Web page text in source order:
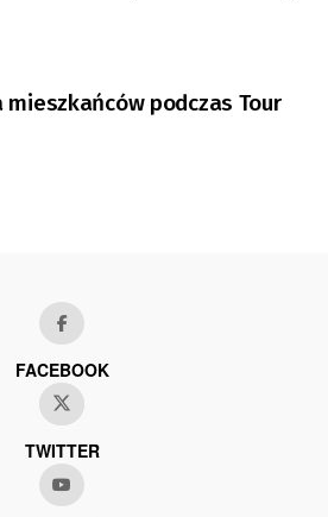
podczas Tour
FACEBOOK
TWITTER